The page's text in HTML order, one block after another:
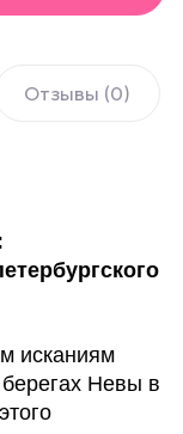
Отзывы (0)
исканиям
Невы в